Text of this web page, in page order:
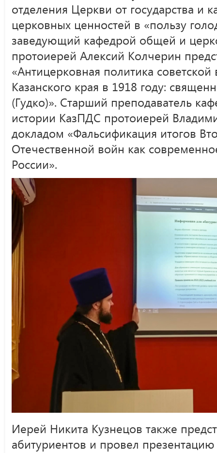
отделения Церкви от государства и
церковных ценностей в «пользу
заведующий кафедрой общей и
протоиерей Алексий Колчерин
«Антицерковная политика советской
Казанского края в 1918 году:
(Гудко)». Старший преподаватель
истории КазПДС протоиерей
докладом «Фальсификация итогов
Отечественной войн как
России».
Иерей Никита Кузнецов также
абитуриентов и провел